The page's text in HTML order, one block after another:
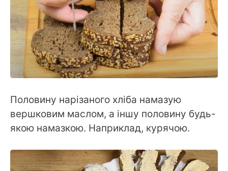
Половину нарізаного хліба намазую
вершковим маслом, а іншу половину будь-
якою намазкою. Наприклад, курячою.